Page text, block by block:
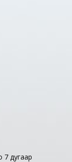
7 дугаар